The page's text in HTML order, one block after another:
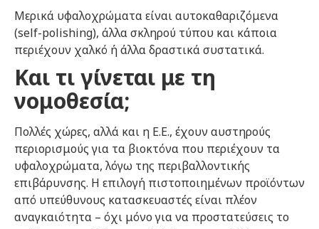
Μερικά υφαλοχρώματα είναι αυτοκαθαριζόμενα
(self-polishing), άλλα σκληρού τύπου και κάποια
περιέχουν χαλκό ή άλλα δραστικά συστατικά.
Και τι γίνεται με τη
νομοθεσία;
Πολλές χώρες, αλλά και η Ε.Ε., έχουν αυστηρούς
περιορισμούς για τα βιοκτόνα που περιέχουν τα
υφαλοχρώματα, λόγω της περιβαλλοντικής
επιβάρυνσης. Η επιλογή πιστοποιημένων προϊόντων
από υπεύθυνους κατασκευαστές είναι πλέον
αναγκαιότητα – όχι μόνο για να προστατεύσεις το